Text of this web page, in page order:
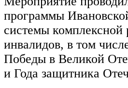
программы
системы комплексной
инвалидов, в том
Победы в Великой
и Года защитника